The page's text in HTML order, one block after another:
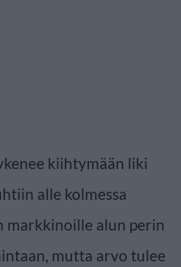
kiihtymään liki
alle kolmessa
markkinoille alun perin
mutta arvo tulee